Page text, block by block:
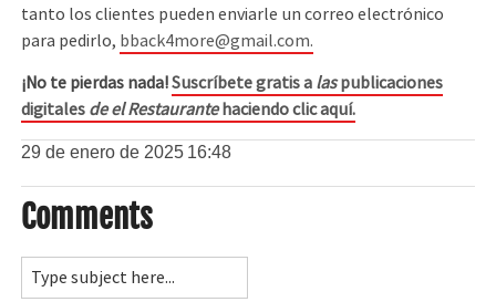
tanto los clientes pueden enviarle un correo electrónico
para pedirlo, bback4more@gmail.com.
¡No te pierdas nada!Suscríbete gratis a laspublicaciones
digitales de el Restaurantehaciendo clic aquí.
29 de enero de 2025 16:48
Comments